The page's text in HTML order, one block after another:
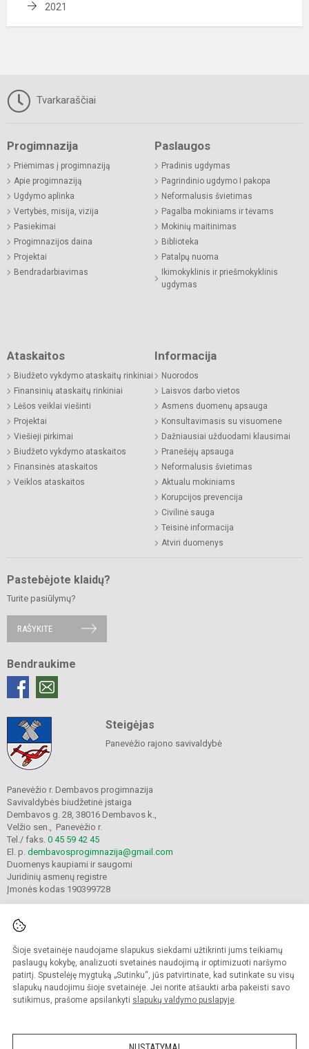
Šioje svetainėje naudojame slapukus siekdami užtikrinti jums teikiamų
paslaugų kokybę, analizuoti svetainės naudojimą ir optimizuoti naršymo
patirtį. Spustelėję mygtuką „Sutinku“, jūs patvirtinate, kad sutinkate su visų
slapukų naudojimu šioje svetainėje. Jei norite atšaukti arba pakeisti savo
sutikimus, prašome apsilankyti slapukų valdymo puslapyje.
2021
Tvarkaraščiai
Progimnazija
Priėmimas į progimnaziją
Apie progimnaziją
Ugdymo aplinka
Vertybės, misija, vizija
Pasiekimai
Progimnazijos daina
Projektai
Bendradarbiavimas
Paslaugos
Pradinis ugdymas
Pagrindinio ugdymo I pakopa
Neformalusis švietimas
Pagalba mokiniams ir tėvams
Mokinių maitinimas
Biblioteka
Patalpų nuoma
Ikimokyklinis ir priešmokyklinis
ugdymas
Ataskaitos
Biudžeto vykdymo ataskaitų rinkiniai
Finansinių ataskaitų rinkiniai
Lėšos veiklai viešinti
Projektai
Viešieji pirkimai
Biudžeto vykdymo ataskaitos
Finansinės ataskaitos
Veiklos ataskaitos
Informacija
Nuorodos
Laisvos darbo vietos
Asmens duomenų apsauga
Konsultavimasis su visuomene
Dažniausiai užduodami klausimai
Pranešėjų apsauga
Neformalusis švietimas
Aktualu mokiniams
Korupcijos prevencija
Civilinė sauga
Teisinė informacija
Atviri duomenys
Pastebėjote klaidų?
Turite pasiūlymų?
RAŠYKITE
Bendraukime
Steigėjas
Panevėžio rajono savivaldybė
Panevėžio r. Dembavos progimnazija
Savivaldybės biudžetinė įstaiga
Dembavos g. 28, 38016 Dembavos k.,
Velžio sen., Panevėžio r.
Tel./ faks. 0 45 59 42 45
El. p. dembavosprogimnazija@gmail.com
Duomenys kaupiami ir saugomi
Juridinių asmenų registre
Įmonės kodas 190399728
© 2021. Panevėžio r. Dembavos progimnazija. Visos teisės saugomos.
Kopijuoti turinį be raštiško progimnazijos sutikimo griežtai draudžiama.
Prieinamumo paraiška Slapukų valdymas
Sumanus būdas atnaujinti